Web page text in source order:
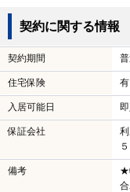
契約に関する情報
契約期間
住宅保険 有
入居可能日
保証会社
備考
★